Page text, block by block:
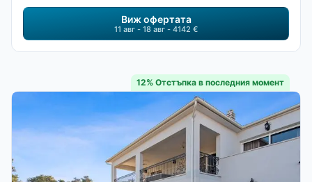
Виж офертата
11 авг - 18 авг - 4142 €
12% Отстъпка в последния момент